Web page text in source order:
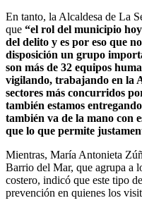
En tanto, la Alcaldesa de La
que “el rol del municipio
del delito y es por eso que
disposición un grupo
son más de 32 equipos
vigilando, trabajando en la
sectores más concurridos
también estamos
también va de la mano con
que lo que permite
Mientras, María Antonieta
Barrio del Mar, que agrupa a
costero, indicó que este tipo
prevención en quienes los